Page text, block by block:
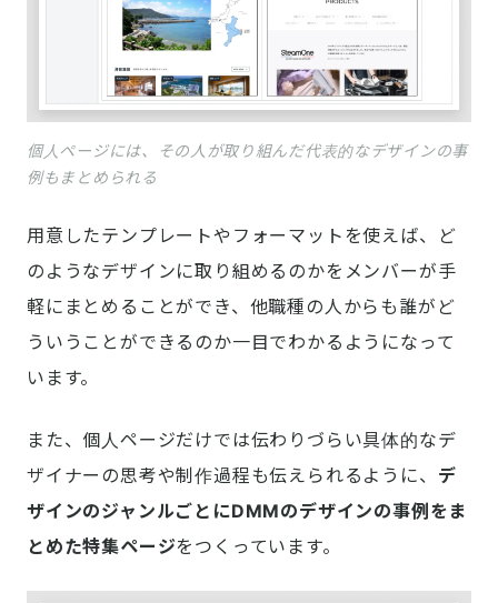
個人ページには、その人が取り組んだ代表的なデザインの事
例もまとめられる
用意したテンプレートやフォーマットを使えば、ど
のようなデザインに取り組めるのかをメンバーが手
軽にまとめることができ、他職種の人からも誰がど
ういうことができるのか一目でわかるようになって
います。
また、個人ページだけでは伝わりづらい具体的なデ
ザイナーの思考や制作過程も伝えられるように、 デ
ザインのジャンルごとにDMMのデザインの事例をま
とめた特集ページをつくっています。